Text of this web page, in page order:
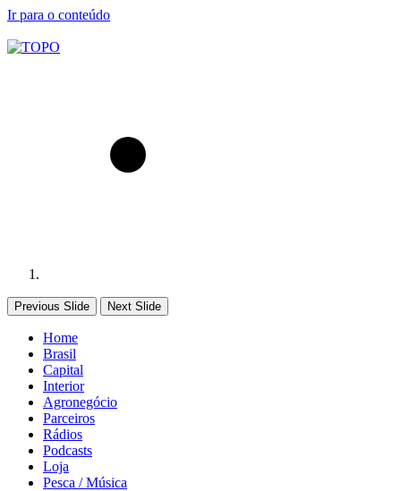
Ir para o conteúdo
Previous Slide Next Slide
Home
Brasil
Capital
Interior
Agronegócio
Parceiros
Rádios
Podcasts
Loja
Pesca / Música